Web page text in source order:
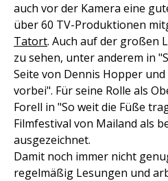
auch vor der Kamera eine
über 60 TV-Produktionen
Tatort. Auch auf der großen
zu sehen, unter anderem in
Seite von Dennis Hopper
vorbei". Für seine Rolle als
Forell in "So weit die Füße
Filmfestival von Mailand als
ausgezeichnet.
Damit noch immer nicht
regelmäßig Lesungen und